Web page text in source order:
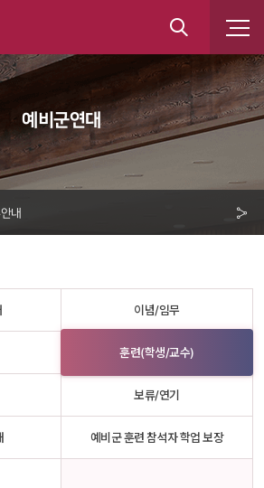
통
합
검
색
예비군연대
내
유
이념/임무
훈련(학생/교수)
보류/연기
예비군 훈련 참석자 학업 보장